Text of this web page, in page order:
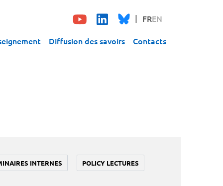
FREN
Diffusion des savoirs Contacts
INTERNES POLICY LECTURES